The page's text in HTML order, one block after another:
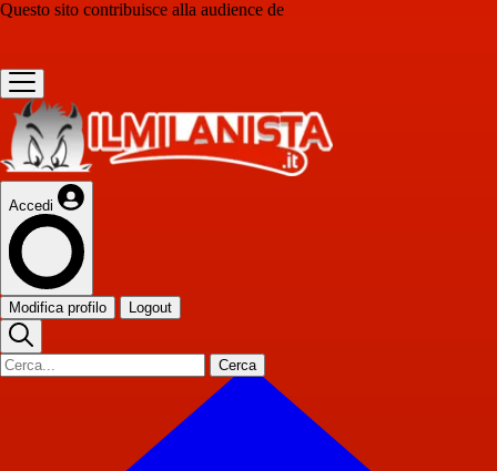
Questo sito contribuisce alla audience de
Accedi
Modifica profilo Logout
Cerca